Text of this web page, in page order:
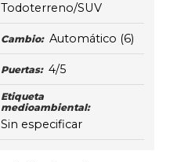
Todoterreno/SUV
Cambio: Automático (6)
Puertas: 4/5
Etiqueta
medioambiental:
Sin especificar